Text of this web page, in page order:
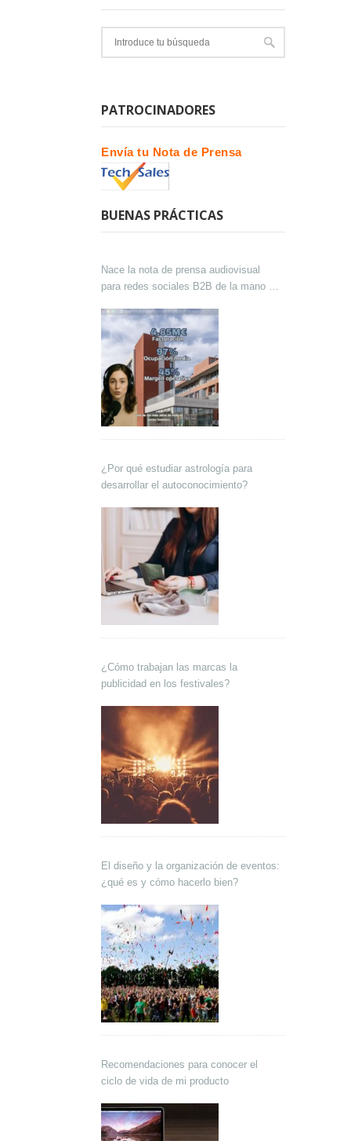
PATROCINADORES
Envía tu Nota de Prensa
BUENAS PRÁCTICAS
Nace la nota de prensa audiovisual
para redes sociales B2B de la mano de
¿Por qué estudiar astrología para
desarrollar el autoconocimiento?
¿Cómo trabajan las marcas la
publicidad en los festivales?
El diseño y la organización de eventos:
¿qué es y cómo hacerlo bien?
Recomendaciones para conocer el
ciclo de vida de mi producto